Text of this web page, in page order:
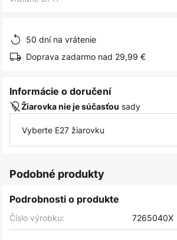
50 dní na vrátenie
Doprava zadarmo nad 29,99 €
Informácie o doručení
Žiarovka nie je súčasťou sady
Vyberte E27 žiarovku
Podobné produkty
Podrobnosti o produkte
Číslo výrobku: 7265040X